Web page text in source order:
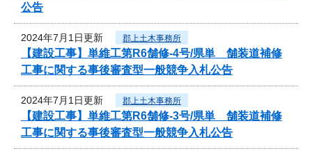
公告
2024年7月1日更新 郡上土木事務所
【建設工事】単維工第R6舗修-4号/県単 舗装道補修
工事に関する事後審査型一般競争入札公告
2024年7月1日更新 郡上土木事務所
【建設工事】単維工第R6舗修-3号/県単 舗装道補修
工事に関する事後審査型一般競争入札公告